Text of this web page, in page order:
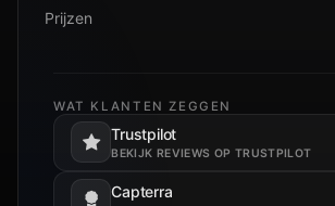
Prijzen
WAT KLANTEN ZEGGEN
Trustpilot
BEKIJK REVIEWS OP TRUSTPILOT
Opent in een nieuw tabblad.
Capterra